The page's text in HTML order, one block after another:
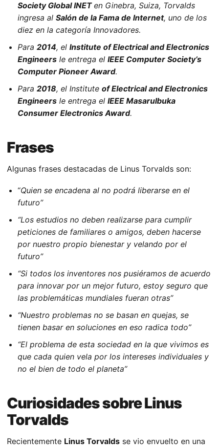
Society Global INETen Ginebra, Suiza, Torvalds
ingresa al Salón de la Fama de Internet, uno de los
diez en la categoría Innovadores.
Para 2014, el Institute of Electrical and Electronics
Engineers le entrega el IEEE Computer Society’s
Computer Pioneer Award.
Para 2018, el Institute of Electrical and Electronics
Engineers le entrega el IEEE MasaruIbuka
Consumer Electronics Award.
Frases
Algunas frases destacadas de Linus Torvalds son:
“Quien se encadena al no podrá liberarse en el
futuro”
“Los estudios no deben realizarse para cumplir
peticiones de familiares o amigos, deben hacerse
por nuestro propio bienestar y velando por el
futuro”
“Si todos los inventores nos pusiéramos de acuerdo
para innovar por un mejor futuro, estoy seguro que
las problemáticas mundiales fueran otras”
“Nuestro problemas no se basan en quejas, se
tienen basar en soluciones en eso radica todo”
“El problema de esta sociedad en la que vivimos es
que cada quien vela por los intereses individuales y
no el bien de todo el planeta”
Curiosidades sobre Linus
Torvalds
Recientemente Linus Torvalds se vio envuelto en una